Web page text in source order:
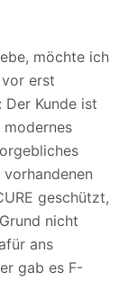
möchte ich
erst
Der Kunde ist
geschützt,
nicht
ans
gab es F-